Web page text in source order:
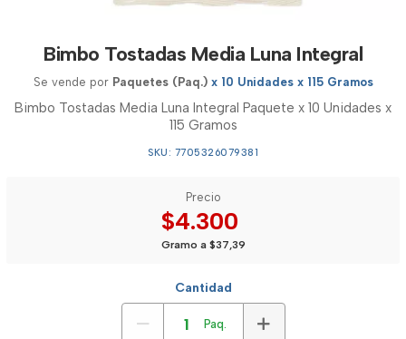
Bimbo Tostadas Media Luna Integral
Se vende por Paquetes (Paq.) x 10 Unidades x 115 Gramos
Bimbo Tostadas Media Luna Integral Paquete x 10 Unidades x
115 Gramos
SKU: 7705326079381
Precio
$4.300
Gramo a $37,39
Cantidad
Paq.